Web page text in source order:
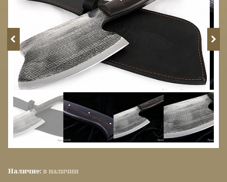
Наличие: в наличии